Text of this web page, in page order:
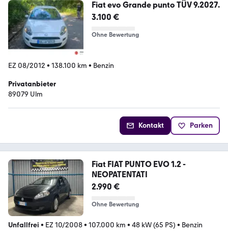
Fiat evo Grande punto TÜV 9.2027.
3.100 €
Ohne Bewertung
EZ 08/2012 • 138.100 km • Benzin
Privatanbieter
89079 Ulm
Kontakt Parken
Fiat FIAT PUNTO EVO 1.2 -
NEOPATENTATI
2.990 €
Ohne Bewertung
Unfallfrei • EZ 10/2008• 107.000 km • 48 kW (65 PS) • Benzin